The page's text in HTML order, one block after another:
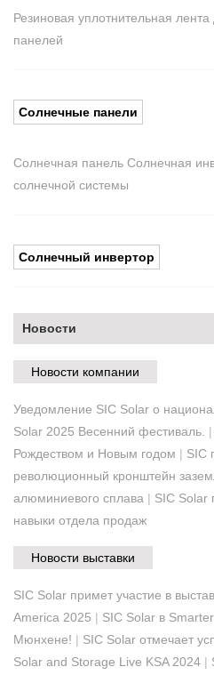
Резиновая уплотнительная
панелей
Солнечные панели
Солнечная панель Солнечная
солнечной системы
Солнечный инвертор
Новости
Новости компании
Уведомление SIC Solar о
Solar 2025 Весенний фестиваль. |
Рождеством и Новым годом | SIC
революционный кронштейн
алюминиевого сплава | SIC Solar
навыки отдела продаж
Новости выставки
SIC Solar примет участие в
America 2025 | SIC Solar в
Мюнхене! | SIC Solar отмечает
Solar and Storage Live KSA 2024 |